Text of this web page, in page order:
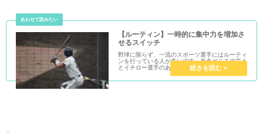
【ルーティン】一時的に集中力を増加さ
せるスイッチ
野球に限らず、一流のスポーツ選手にはルーティ
ンを行っている人が多いです。有名どころで言う
とイチロー選手のあのポーズですね。スポーツは
流れの中で展開が進んでいきますので、自分の出
番で集中できていなくても待ってくれません。